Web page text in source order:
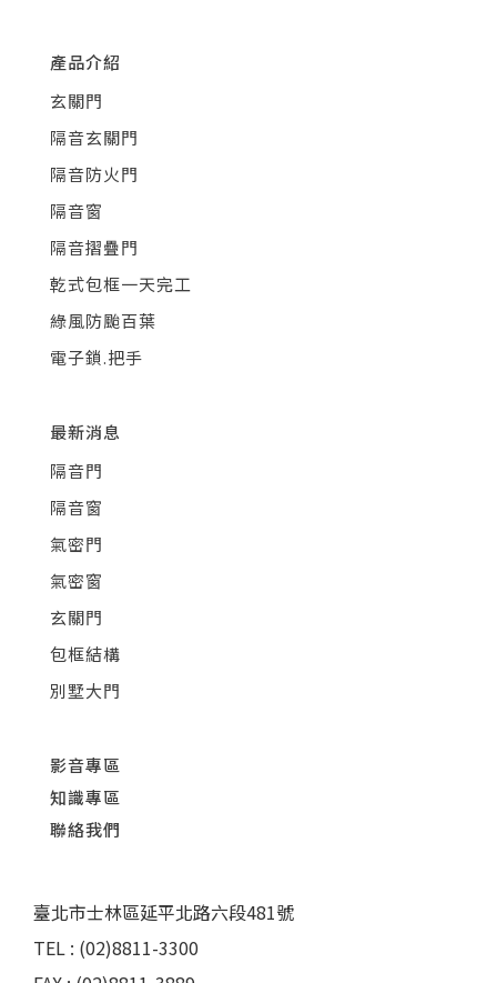
產品介紹
玄關門
隔音玄關門
隔音防火門
隔音窗
隔音摺疊門
乾式包框一天完工
綠風防颱百葉
電子鎖.把手
最新消息
隔音門
隔音窗
氣密門
氣密窗
玄關門
包框結構
別墅大門
影音專區
知識專區
聯絡我們
臺北市士林區延平北路六段481號
TEL : (02)8811-3300